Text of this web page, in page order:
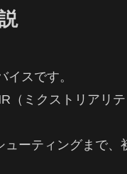
スです。
（ミクストリアリ
ーティングまで、